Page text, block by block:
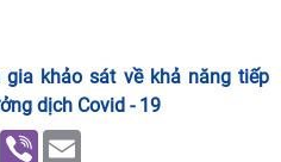
khảo sát về khả năng tiếp
dịch Covid - 19
Telegram
Viber